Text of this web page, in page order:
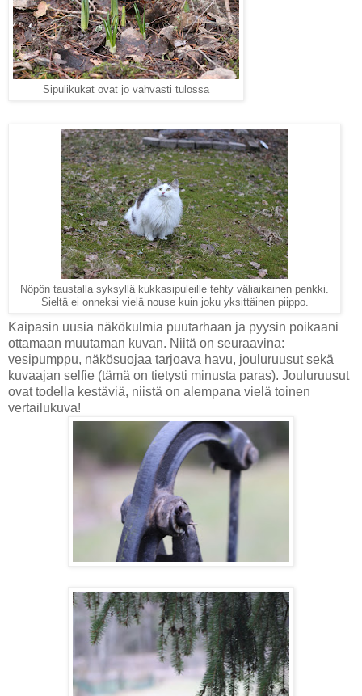
Sipulikukat ovat jo vahvasti tulossa
Nöpön taustalla syksyllä kukkasipuleille tehty väliaikainen penkki.
Sieltä ei onneksi vielä nouse kuin joku yksittäinen piippo.
Kaipasin uusia näkökulmia puutarhaan ja pyysin poikaani
ottamaan muutaman kuvan. Niitä on seuraavina:
vesipumppu, näkösuojaa tarjoava havu, jouluruusut sekä
kuvaajan selfie (tämä on tietysti minusta paras). Jouluruusut
ovat todella kestäviä, niistä on alempana vielä toinen
vertailukuva!